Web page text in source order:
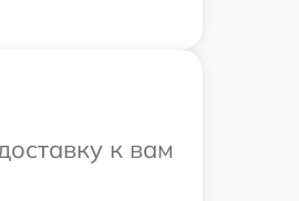
к вам